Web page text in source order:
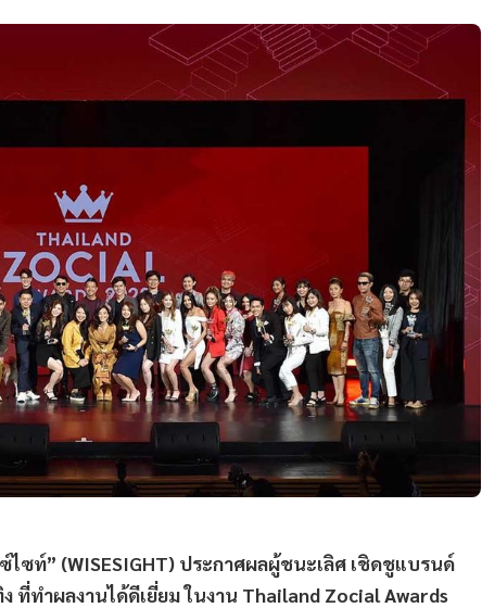
ไซท์” (WISESIGHT) ประกาศผลผู้ชนะเลิศ เชิดชูแบรนด์
ที่ทำผลงานได้ดีเยี่ยม ในงาน Thailand Zocial Awards